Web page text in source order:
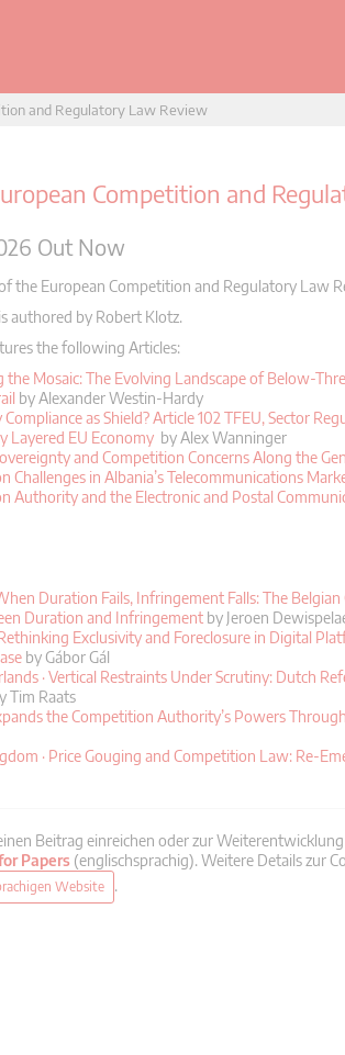
and Regulatory Law Review
Competition and
Out Now
the European Competition and Regulatory Law
is authored by Robert Klotz.
the following Articles:
the Mosaic: The Evolving Landscape of Below-
by Alexander Westin-Hardy
as Shield? Article 102 TFEU, Sector
Layered EU Economy by Alex Wanninger
and Competition Concerns Along the
Challenges in Albania’s Telecommunications
Authority and the Electronic and Postal
Duration Fails, Infringement Falls: The
Duration and Infringement by Jeroen
Exclusivity and Foreclosure in Digital
by Gábor Gál
· Vertical Restraints Under Scrutiny: Dutch
Tim Raats
the Competition Authority’s Powers
· Price Gouging and Competition Law: Re-
Beitrag einreichen oder zur
Papers (englischsprachig). Weitere Details zur
Website .